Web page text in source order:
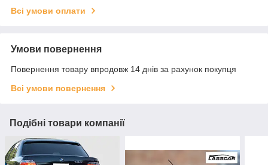
Всі умови оплати
Умови повернення
Повернення товару впродовж 14 днів за рахунок покупця
Всі умови повернення
Подібні товари компанії